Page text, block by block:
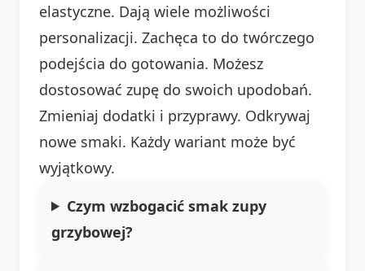
elastyczne. Dają wiele możliwości
personalizacji. Zachęca to do twórczego
podejścia do gotowania. Możesz
dostosować zupę do swoich upodobań.
Zmieniaj dodatki i przyprawy. Odkrywaj
nowe smaki. Każdy wariant może być
wyjątkowy.
Czym wzbogacić smak zupy
grzybowej?